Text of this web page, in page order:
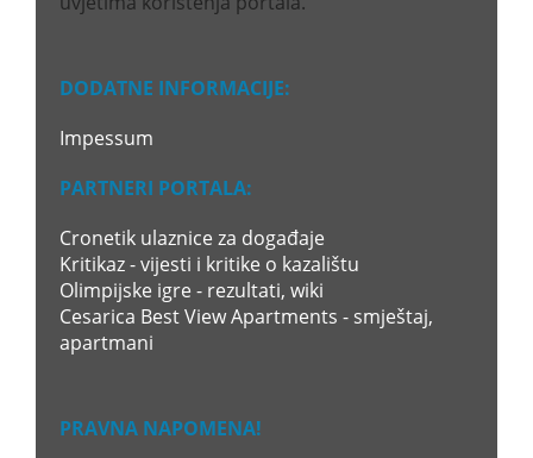
DODATNE INFORMACIJE:
Impessum
PARTNERI PORTALA:
Cronetik ulaznice za događaje
Kritikaz - vijesti i kritike o kazalištu
Olimpijske igre - rezultati, wiki
Cesarica Best View Apartments - smještaj,
apartmani
PRAVNA NAPOMENA!